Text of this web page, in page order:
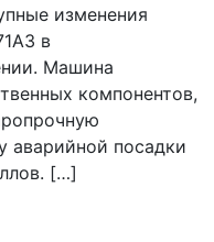
изменения
в
Машина
компонентов,
аварийной посадки
[…]